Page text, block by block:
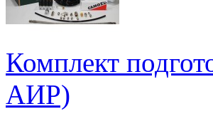
Комплект
АИР)